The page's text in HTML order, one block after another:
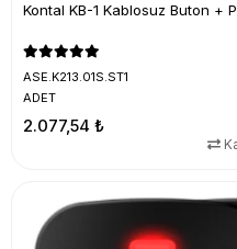
Kontal KB-1 Kablosuz Buton +
ASE.K213.01S.ST1
ADET
2.077,54 ₺